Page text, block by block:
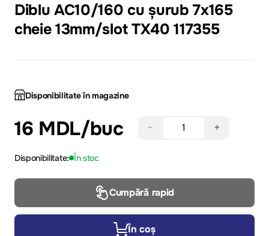
Diblu AC10/160 cu șurub 7x165
сheie 13mm/slot TX40 117355
Disponibilitate în magazine
16 MDL/buc − +
Disponibilitate: În stoc
Cumpără rapid
În coș